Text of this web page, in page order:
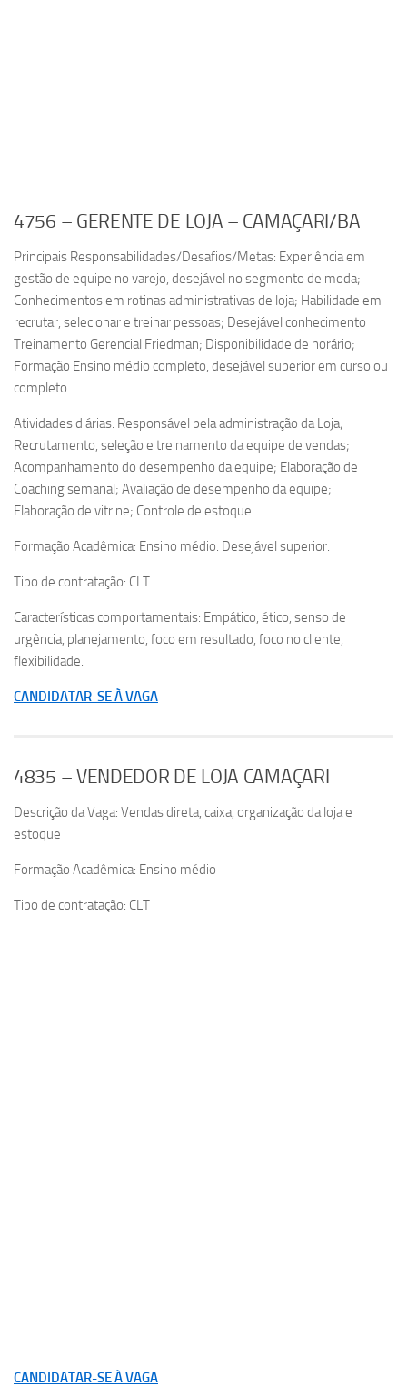
4756 – GERENTE DE LOJA – CAMAÇARI/BA
Principais Responsabilidades/Desafios/Metas: Experiência em
gestão de equipe no varejo, desejável no segmento de moda;
Conhecimentos em rotinas administrativas de loja; Habilidade em
recrutar, selecionar e treinar pessoas; Desejável conhecimento
Treinamento Gerencial Friedman; Disponibilidade de horário;
Formação Ensino médio completo, desejável superior em curso ou
completo.
Atividades diárias: Responsável pela administração da Loja;
Recrutamento, seleção e treinamento da equipe de vendas;
Acompanhamento do desempenho da equipe; Elaboração de
Coaching semanal; Avaliação de desempenho da equipe;
Elaboração de vitrine; Controle de estoque.
Formação Acadêmica: Ensino médio. Desejável superior.
Tipo de contratação: CLT
Características comportamentais: Empático, ético, senso de
urgência, planejamento, foco em resultado, foco no cliente,
flexibilidade.
CANDIDATAR-SE À VAGA
4835 – VENDEDOR DE LOJA CAMAÇARI
Descrição da Vaga: Vendas direta, caixa, organização da loja e
estoque
Formação Acadêmica: Ensino médio
Tipo de contratação: CLT
CANDIDATAR-SE À VAGA